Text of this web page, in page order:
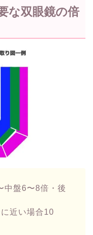
な双眼鏡の倍
中盤6〜8倍・後
近い場合10